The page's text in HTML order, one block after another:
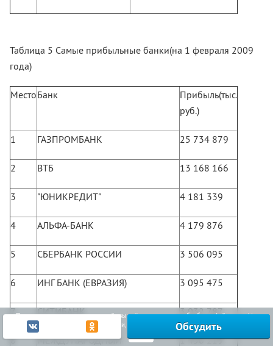
Продолжая использовать наш сайт, вы даёте согласие на обработку файлов cookie,
включая использование Яндекс.Метрики, в целях улучшения работы сайта.
Таблица 5 Самые прибыльные банки(на 1 февраля 2009
года)
МестоБанк
Прибыль(тыс.
руб.)
1 ГАЗПРОМБАНК 25 734 879
2 ВТБ 13 168 166
3 "ЮНИКРЕДИТ" 4 181 339
4 АЛЬФА-БАНК 4 179 876
5 СБЕРБАНК РОССИИ 3 506 095
6 ИНГ БАНК (ЕВРАЗИЯ) 3 095 475
7 СИТИБАНК 3 032 787
8 МЕЖДУНАРОДНЫЙ 1 450 219
Обсудить